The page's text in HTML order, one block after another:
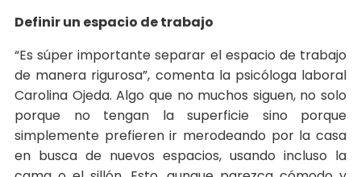
Definir un espacio de trabajo
“Es súper importante separar el espacio de trabajo
de manera rigurosa”, comenta la psicóloga laboral
Carolina Ojeda. Algo que no muchos siguen, no solo
porque no tengan la superficie sino porque
simplemente prefieren ir merodeando por la casa
en busca de nuevos espacios, usando incluso la